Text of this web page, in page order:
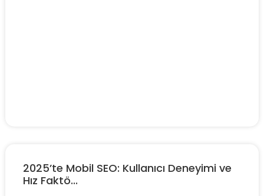
2025’te Mobil SEO: Kullanıcı Deneyimi ve
Hız Faktö...